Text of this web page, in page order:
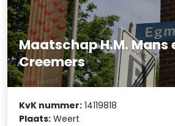
Maatschap H.M. Mans
Creemers
KvK nummer: 14119818
Plaats: Weert